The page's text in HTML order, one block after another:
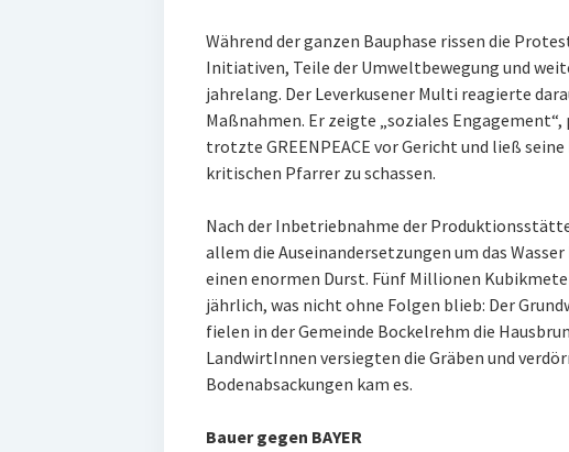
Während der ganzen Bauphase rissen die
Initiativen, Teile der Umweltbewegung und
jahrelang. Der Leverkusener Multi reagierte
Maßnahmen. Er zeigte „soziales
trotzte GREENPEACE vor Gericht und ließ
kritischen Pfarrer zu schassen.
Nach der Inbetriebnahme der
allem die Auseinandersetzungen um das
einen enormen Durst. Fünf Millionen
jährlich, was nicht ohne Folgen blieb: Der
fielen in der Gemeinde Bockelrehm die
LandwirtInnen versiegten die Gräben und
Bodenabsackungen kam es.
Bauer gegen BAYER